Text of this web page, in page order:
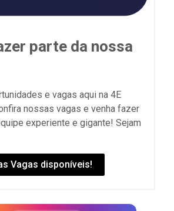
parte da nossa
e vagas aqui na 4E
nossas vagas e venha fazer
experiente e gigante! Sejam
Vagas disponíveis!